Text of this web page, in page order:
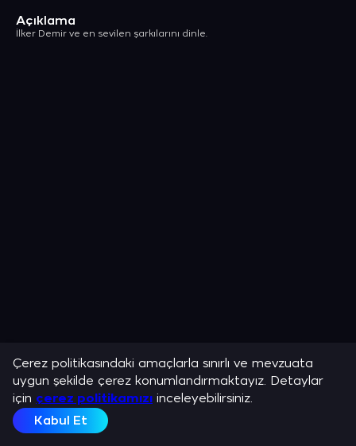
Açıklama
İlker Demir ve en sevilen şarkılarını dinle.
Çerez politikasındaki amaçlarla sınırlı ve mevzuata
uygun şekilde çerez konumlandırmaktayız. Detaylar
için çerez politikamızı inceleyebilirsiniz.
Kabul Et